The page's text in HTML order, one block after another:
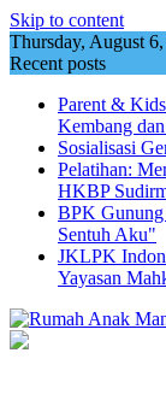
Skip to content
Thursday, August
Recent posts
Parent &
Kembang
Sosialisasi
Pelatihan:
HKBP
BPK Gunung
Sentuh Aku"
JKLPK
Yayasan